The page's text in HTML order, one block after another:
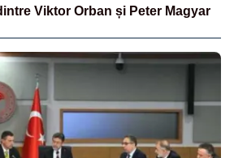
Viktor Orban și Peter Magyar